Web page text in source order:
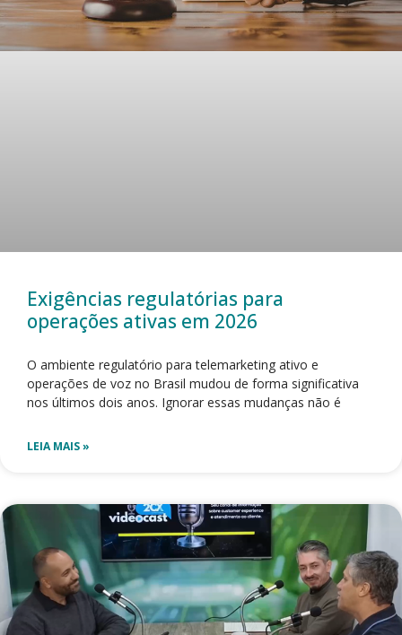
Exigências regulatórias para
operações ativas em 2026
O ambiente regulatório para telemarketing ativo e
operações de voz no Brasil mudou de forma significativa
nos últimos dois anos. Ignorar essas mudanças não é
LEIA MAIS »